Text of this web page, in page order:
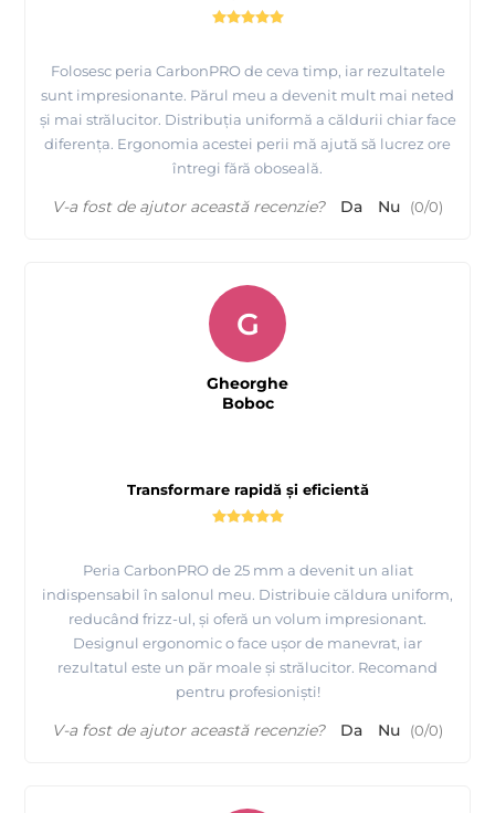
Folosesc peria CarbonPRO de ceva timp, iar rezultatele
sunt impresionante. Părul meu a devenit mult mai neted
și mai strălucitor. Distribuția uniformă a căldurii chiar face
diferența. Ergonomia acestei perii mă ajută să lucrez ore
întregi fără oboseală.
V-a fost de ajutor această recenzie? Da Nu (0/0)
Transformare rapidă și eficientă
Peria CarbonPRO de 25 mm a devenit un aliat
indispensabil în salonul meu. Distribuie căldura uniform,
reducând frizz-ul, și oferă un volum impresionant.
Designul ergonomic o face ușor de manevrat, iar
rezultatul este un păr moale și strălucitor. Recomand
pentru profesioniști!
G
Gheorghe
Boboc
V-a fost de ajutor această recenzie? Da Nu (0/0)